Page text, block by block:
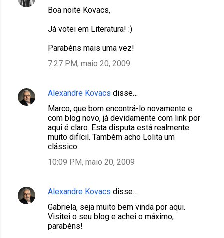
Boa noite Kovacs,
Já votei em Literatura! :)
Parabéns mais uma vez!
7:27 PM, maio 20, 2009
Alexandre Kovacs disse…
Marco, que bom encontrá-lo novamente e
com blog novo, já devidamente com link por
aqui é claro. Esta disputa está realmente
muito difícil. Também acho Lolita um
clássico.
10:09 PM, maio 20, 2009
Alexandre Kovacs disse…
Gabriela, seja muito bem vinda por aqui.
Visitei o seu blog e achei o máximo,
parabéns!